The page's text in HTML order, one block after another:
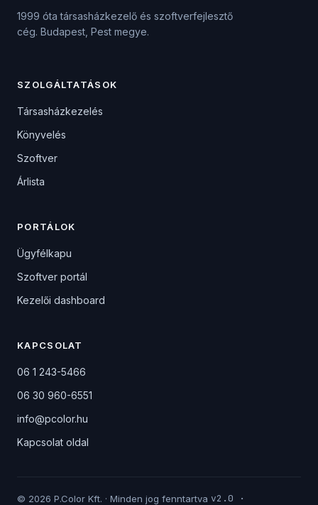
1999 óta társasházkezelő és szoftverfejlesztő
cég. Budapest, Pest megye.
SZOLGÁLTATÁSOK
Társasházkezelés
Könyvelés
Szoftver
Árlista
PORTÁLOK
Ügyfélkapu
Szoftver portál
Kezelői dashboard
KAPCSOLAT
06 1 243-5466
06 30 960-6551
info@pcolor.hu
Kapcsolat oldal
© 2026 P.Color Kft. · Minden jog fenntartva v2.0 ·